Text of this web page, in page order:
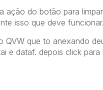
ação do botão para
isso que deve funcionar.
QVW que to anexando
e dataf. depois click